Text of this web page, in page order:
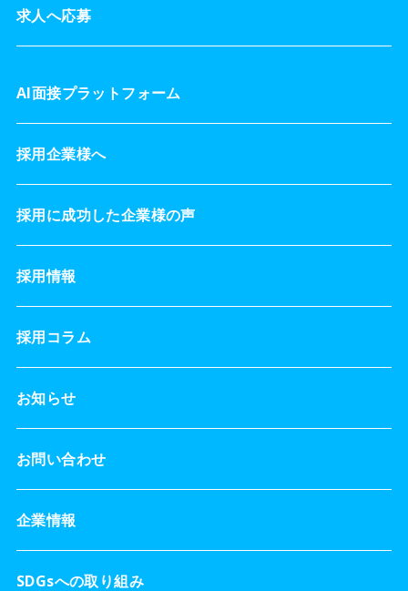
求人へ応募
AI面接プラットフォーム
採用企業様へ
採用に成功した企業様の声
採用情報
採用コラム
お知らせ
お問い合わせ
企業情報
SDGsへの取り組み